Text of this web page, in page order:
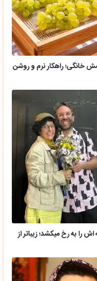
راهکار نرم و روشن
را به رخ میکشد؛ زیباتر از